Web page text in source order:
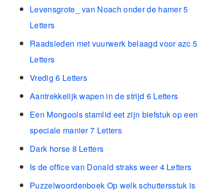
Levensgrote_ van Noach onder de hamer 5
Letters
Raadsleden met vuurwerk belaagd voor azc 5
Letters
Vredig 6 Letters
Aantrekkelijk wapen in de strijd 6 Letters
Een Mongools stamlid eet zijn biefstuk op een
speciale manier 7 Letters
Dark horse 8 Letters
Is de office van Donald straks weer 4 Letters
Puzzelwoordenboek Op welk schuttersstuk is